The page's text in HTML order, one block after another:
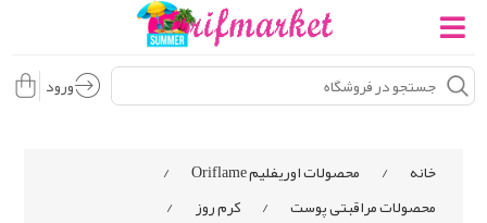
ورود
خانه / محصولات اوریفلیم Oriflame
/
محصولات مراقبتی پوست
/ کرم روز
/